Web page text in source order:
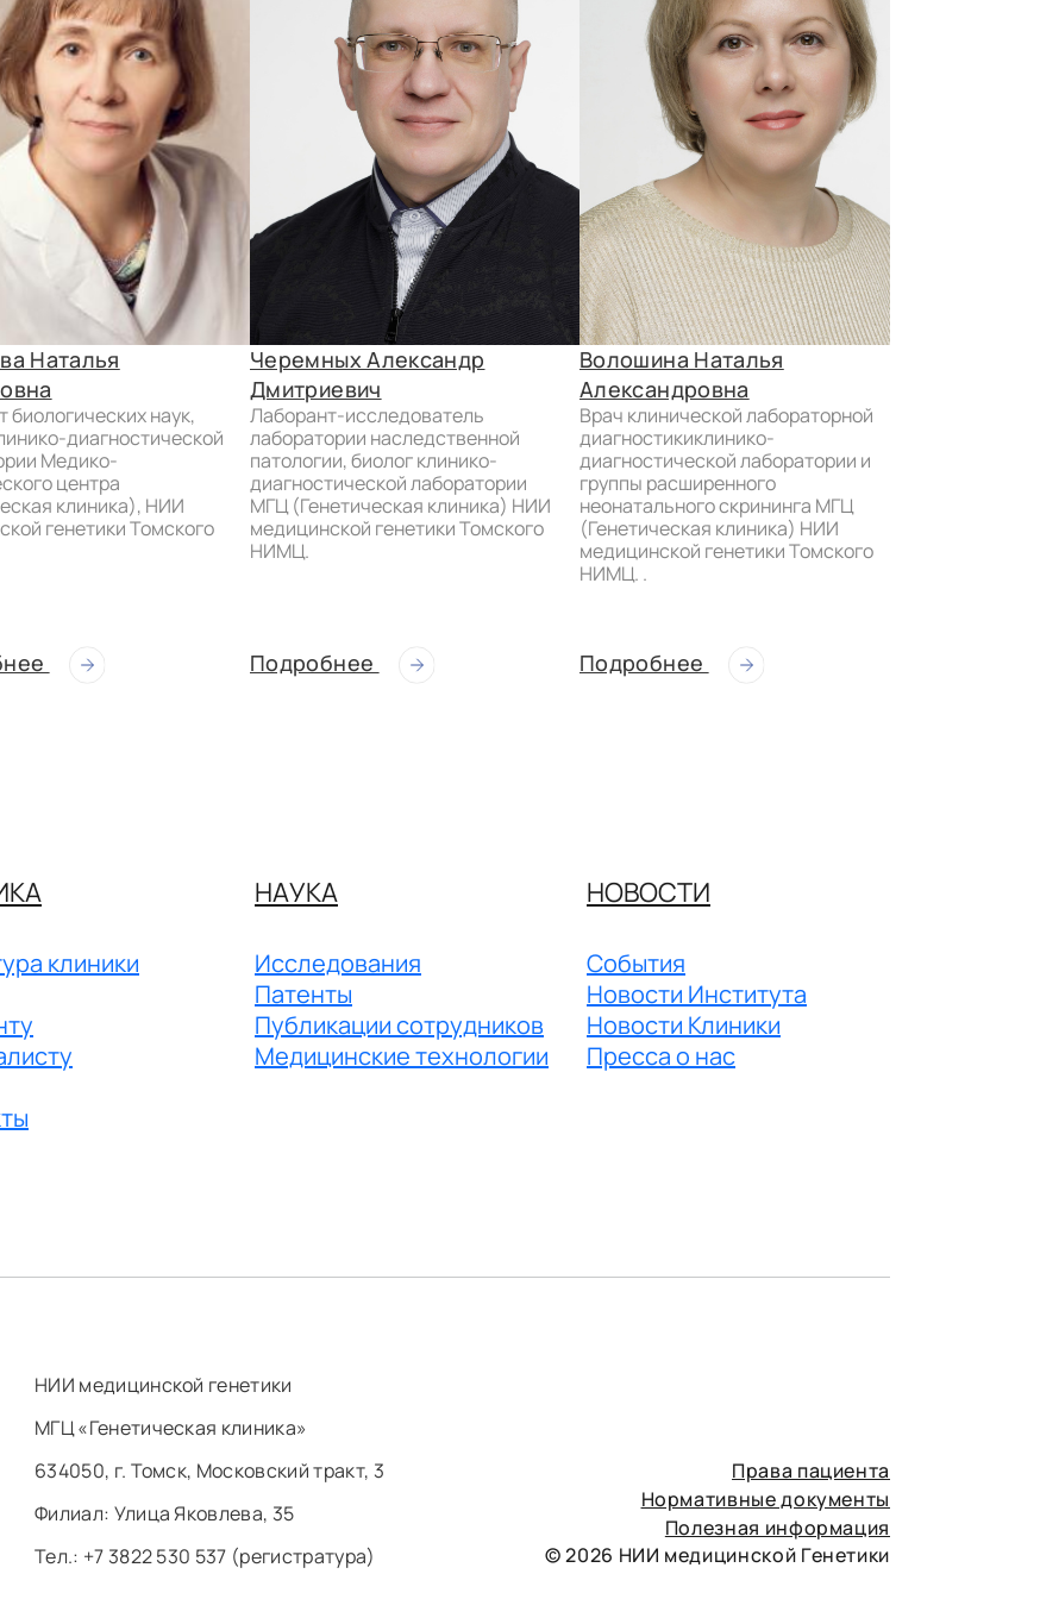
Наталья
диагностической
Медико-
центра
клиника), НИИ
генетики Томского
Черемных Александр
Дмитриевич
лаборант-исследователь
лаборатории наследственной
патологии, биолог клинико-
диагностической лаборатории
МГЦ (Генетическая клиника) НИИ
медицинской генетики Томского
НИМЦ.
Подробнее
Волошина Наталья
Александровна
врач клинической лабораторной
диагностикиклинико-
диагностической лаборатории и
группы расширенного
неонатального скрининга МГЦ
(Генетическая клиника) НИИ
медицинской генетики Томского
НИМЦ. .
Подробнее
клиники
НАУКА
Исследования
Патенты
Публикации сотрудников
Медицинские технологии
НОВОСТИ
События
Новости Института
Новости Клиники
Пресса о нас
НИИ медицинской генетики
МГЦ «Генетическая клиника»
634050, г. Томск, Московский тракт, 3
Филиал: ​Улица Яковлева, 35
Тел.: +7 3822 530 537 (регистратура)
Права пациента
Нормативные документы
Полезная информация
© 2026 НИИ медицинской Генетики